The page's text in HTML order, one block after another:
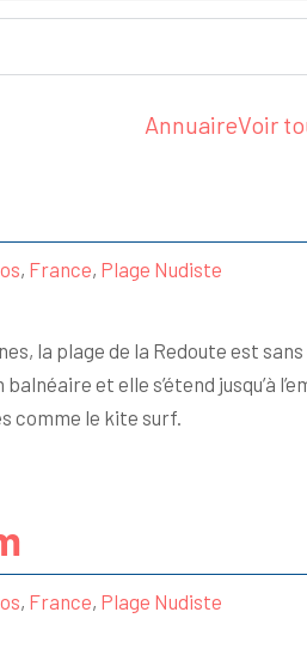
AnnuaireVoir
, France, Plage Nudiste
la plage de la Redoute est
et elle s’étend jusqu’à
comme le kite surf.
, France, Plage Nudiste